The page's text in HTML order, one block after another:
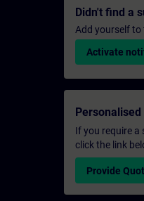
Didn't find a
Add yourself to
Activate
Personalised
If you require
click the link
Provide